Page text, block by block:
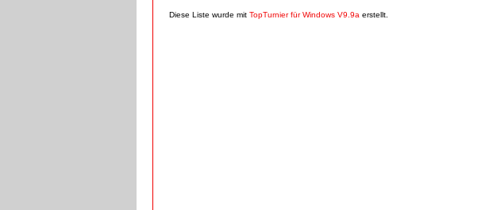
Diese Liste wurde mit TopTurnier für Windows V9.9a erstellt.